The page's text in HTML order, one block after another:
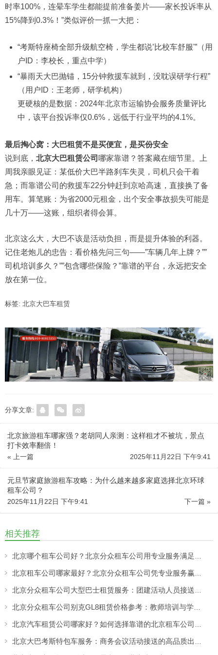
时率100%，连晕车学生都能提前准备姜片——家长投诉率从
15%降到0.3%！”类似评价一抓一大把：
“考斯特座椅全部升级航空椅，学生都说’比校车舒服'”（用
户ID：李校长，重点中学）
“暴雨天大巴抛锚，15分钟救援车就到，没耽误研学行程”
（用户ID：王老师，研学机构）
更硬核的是数据：2024年北京市运输协会服务质量评比
中，该平台投诉率仅0.6%，远低于行业平均的4.1%。
最后掏心窝：大巴租赁不是买便宜，是买份安全
说到底， 北京大巴租赁公司 哪家靠谱？答案藏在细节里。上
周我亲眼见证：某低价大巴半路刹车失灵，司机只会干着
急；而靠谱公司的救援车22分钟赶到京哈高速，直接换了备
用车。算笔账：为省2000元租金，出个安全事故损失可能是
几十万——这账，组织者得会算。
北京这么大，大巴不该是活动负担，而是提升体验的利器。
记住老炮儿的忠告：看价格先问三句——”车辆几年上牌？””
司机培训多久？””包含哪些保险？”靠谱的平台，永远把安全
放在第一位。
标签: 北京大巴车租赁
分享文章:
北京旅游租车哪家强？老胡同人亲测：这样租才不被坑，景点
打卡效率翻倍！
« 上一篇 2025年11月22日 下午9:41
元旦节家庭旅游租车攻略：为什么越来越多家庭选择北京环球
租车公司？
下一篇 »
2025年11月22日 下午9:41
相关推荐
北京哪个租车公司好？北京分众租车公司用专业服务满足商务、旅游多场景出行需求
北京租车公司哪家最好？北京分众租车公司凭专业服务赢得客户认可
北京分众租车公司大型巴士租赁服务：团建活动人员接送更方便，团队出行热闹又省心
北京分众租车公司别克GL8租赁价格参考：教师培训与学校活动出行更舒适的选择
北京汽车租赁公司哪家好？如何选择靠谱的北京租车公司，看专业服务与真实口碑
北京大巴考斯特包车服务：商务会议活动接送的高品质出行方案